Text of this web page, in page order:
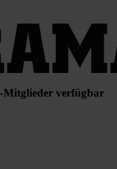
Mitglieder verfügbar